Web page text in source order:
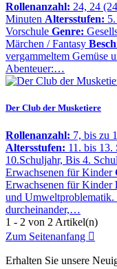
Rollenanzahl: 24, 24
Minuten Altersstufen:
Vorschule Genre:
Märchen / Fantasy
vergammeltem Gemüse
Abenteuer:…
Der Club der Musketiere
Rollenanzahl: 7, bis zu
Altersstufen: 11. bis 13.
10.Schuljahr, Bis 4.
Erwachsenen für Kinder
Erwachsenen für Kinder
und Umweltproblematik.
durcheinander,…
1 - 2 von 2 Artikel(n)
Zum Seitenanfang 
Erhalten Sie unsere